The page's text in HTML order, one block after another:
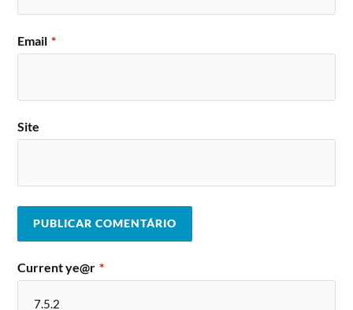
Email *
Site
Current ye@r *